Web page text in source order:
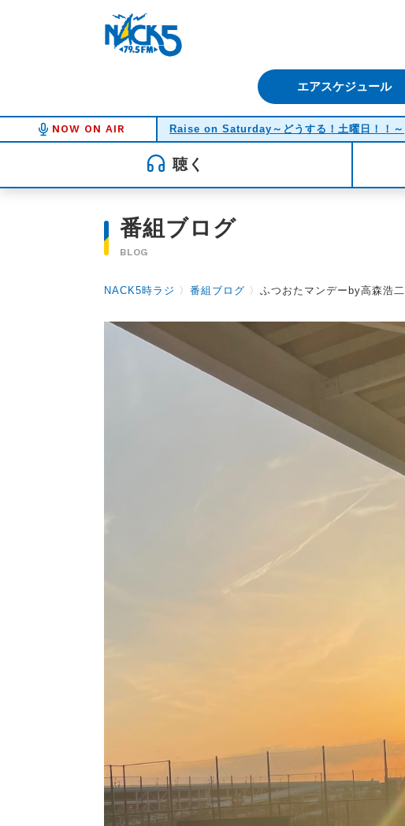
エアスケジュール
NOW ON AIR Raise on Saturday～どうする！土曜日！！～
聴く
番組ブログ
BLOG
NACK5時ラジ 〉 番組ブログ 〉 ふつおたマンデーby高森浩二